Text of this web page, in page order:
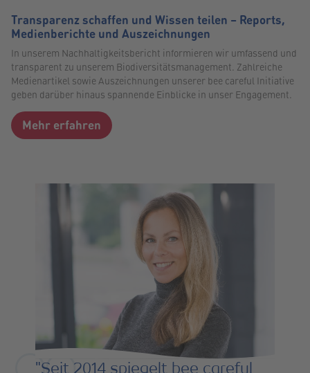
Transparenz schaffen und Wissen teilen – Reports,
Medienberichte und Auszeichnungen
In unserem Nachhaltigkeitsbericht informieren wir umfassend und
transparent zu unserem Biodiversitätsmanagement. Zahlreiche
Medienartikel sowie Auszeichnungen unserer bee careful Initiative
geben darüber hinaus spannende Einblicke in unser Engagement.
Mehr erfahren
"Seit 2014 spiegelt bee careful